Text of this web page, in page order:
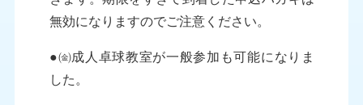
無効になりますのでご注意ください。
●㈮成人卓球教室が一般参加も可能になりま
した。